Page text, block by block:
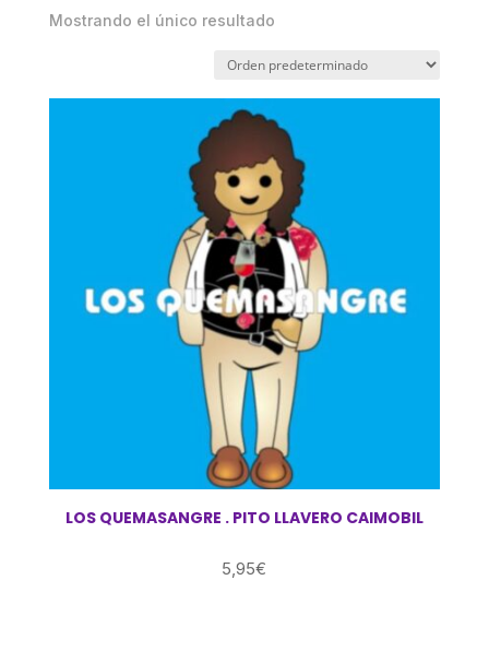
Mostrando el único resultado
LOS QUEMASANGRE . PITO LLAVERO CAIMOBIL
5,95€